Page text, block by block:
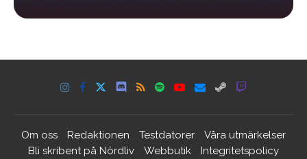
Om oss Redaktionen Testdatorer
Våra utmärkelser
Bli skribent på Nördliv
Webbutik Integritetspolicy